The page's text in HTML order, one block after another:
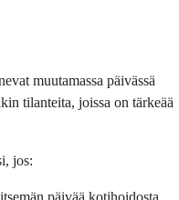
muutamassa päivässä
tilanteita, joissa on tärkeää
jos:
päivää kotihoidosta